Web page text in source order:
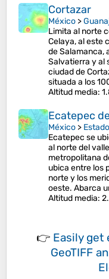
Cortazar
México >
Limita al norte
Celaya, al este
de Salamanca,
Salvatierra y al
ciudad de
situada a los
Altitud media:
Ecatepec
México >
Ecatepec se
al norte del
metropolitana
ubica entre los
norte y los
oeste. Abarca
Altitud media:
👉 Easily get
GeoTIFF